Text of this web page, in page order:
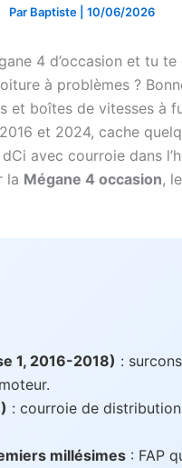
Par Baptiste 10/06/2026
4 d’occasion et tu
à problèmes ?
et boîtes de vitesses à
et 2024, cache
avec courroie dans
la Mégane 4 occasion,
1, 2016-2018) :
: courroie de
millésimes : FAP